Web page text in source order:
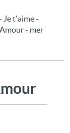
Je t'aime -
- mer